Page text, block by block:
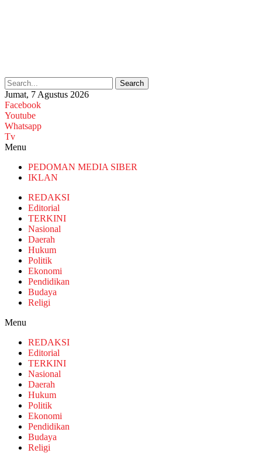
Search
Jumat, 7 Agustus 2026
Facebook
Youtube
Whatsapp
Tv
Menu
PEDOMAN MEDIA SIBER
IKLAN
REDAKSI
Editorial
TERKINI
Nasional
Daerah
Hukum
Politik
Ekonomi
Pendidikan
Budaya
Religi
Menu
REDAKSI
Editorial
TERKINI
Nasional
Daerah
Hukum
Politik
Ekonomi
Pendidikan
Budaya
Religi